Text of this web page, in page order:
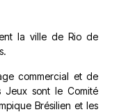
la ville de Rio de
commercial et de
Jeux sont le Comité
Brésilien et les